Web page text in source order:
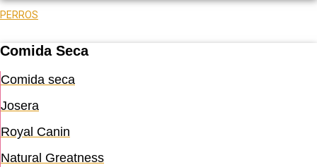
PERROS
Comida Seca
Comida seca
Josera
Royal Canin
Natural Greatness